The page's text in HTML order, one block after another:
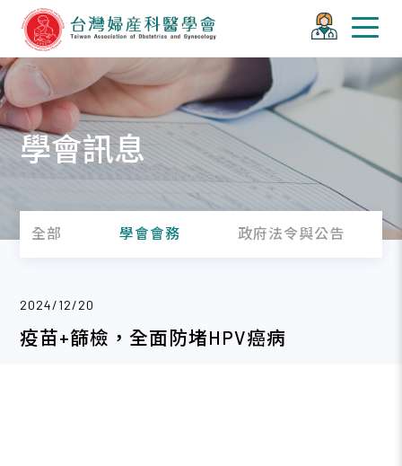
學會訊息
全部 學會會務 政府法令與公告
2024/12/20
疫苗+篩檢，全面防堵HPV癌病